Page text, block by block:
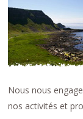
Nous nous
nos activités et